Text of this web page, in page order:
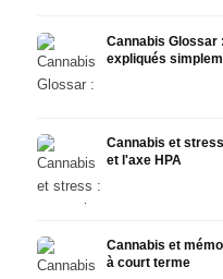
Cannabis Glossar
expliqués
Cannabis et
et l'axe HPA
Cannabis et
à court terme